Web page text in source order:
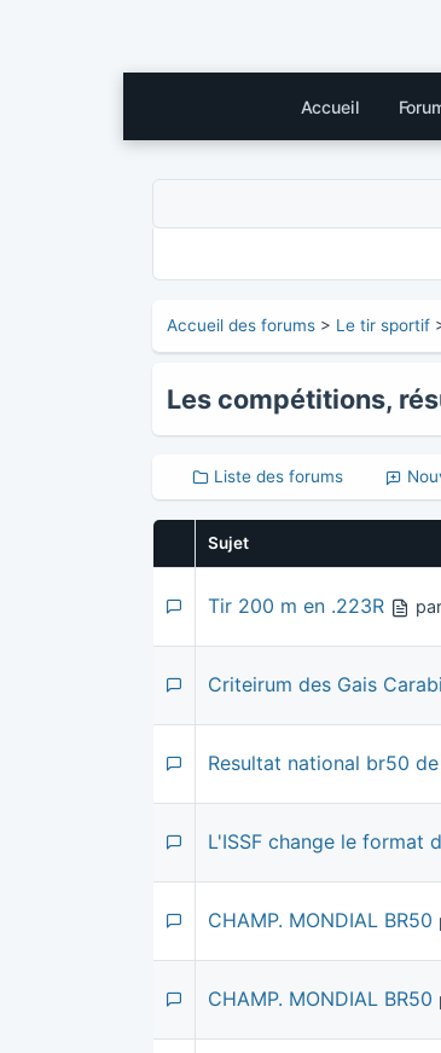
Accueil
Accueil des forums > Le tir sportif
Les compétitions,
Liste des forums
Sujet
Tir 200 m en .223R par
Criteirum des Gais
Resultat national br50
L'ISSF change le format
CHAMP. MONDIAL BR50
CHAMP. MONDIAL BR50